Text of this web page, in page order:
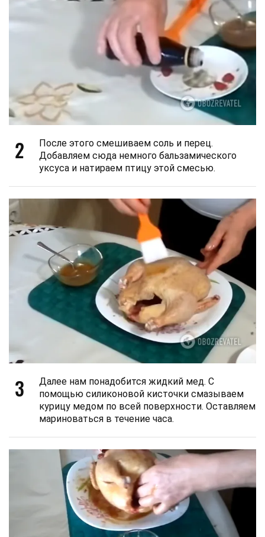
2
После этого смешиваем соль и перец.
Добавляем сюда немного бальзамического
уксуса и натираем птицу этой смесью.
3
Далее нам понадобится жидкий мед. С
помощью силиконовой кисточки смазываем
курицу медом по всей поверхности. Оставляем
мариноваться в течение часа.